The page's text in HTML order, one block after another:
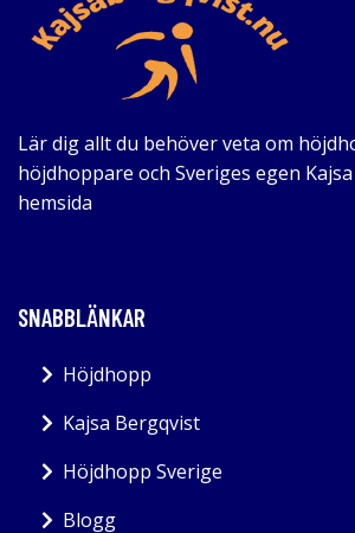
Lär dig allt du behöver veta om
höjdhoppare och Sveriges egen
hemsida
SNABBLÄNKAR
Höjdhopp
Kajsa Bergqvist
Höjdhopp Sverige
Blogg